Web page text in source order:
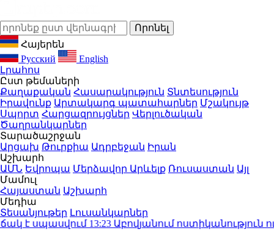
Հայերեն
Русский
English
Լրահոս
Ըստ թեմաների
Քաղաքական Հասարակություն Տնտեսություն
Իրավունք Արտակարգ պատահարներ Մշակույթ
Սպորտ Հարցազրույցներ Վերլուծական
Ծաղրանկարներ
Տարածաշրջան
Արցախ Թուրքիա Ադրբեջան Իրան
Աշխարհ
ԱՄՆ Եվրոպա Մերձավոր Արևելք Ռուսաստան Այլ
Մամուլ
Հայաստան Աշխարհ
Մեդիա
Տեսանյութեր Լուսանկարներ
է սպասվում13:23Աբովյանում ոստիկանություն ու